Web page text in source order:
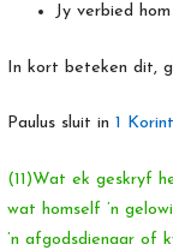
Jy verbied
In kort beteken dit,
Paulus sluit in1
(11)Wat ek geskryf
wat homself ’n
’n afgodsdienaar of